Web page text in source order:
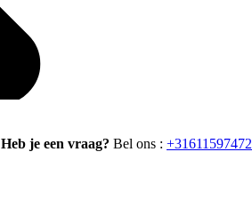
Heb je een vraag? Bel ons : +31611597472